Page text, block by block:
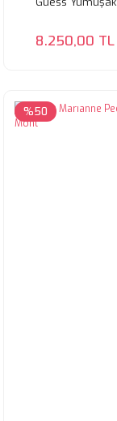
8.250,00 TL
%50